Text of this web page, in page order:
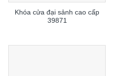
Khóa cửa đại sảnh cao cấp
39871